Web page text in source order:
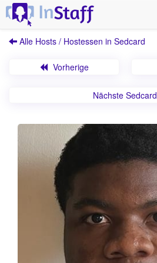
Alle Hosts / Hostessen in Sedcard
Vorherige
Nächste Sedcard